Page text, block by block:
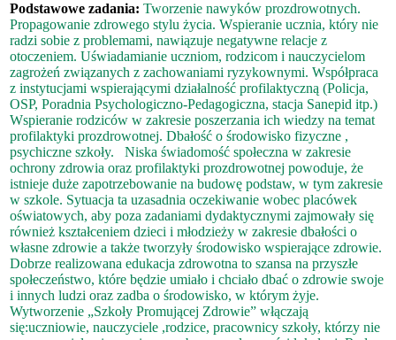
Podstawowe zadania: Tworzenie nawyków prozdrowotnych.
Propagowanie zdrowego stylu życia. Wspieranie ucznia, który nie
radzi sobie z problemami, nawiązuje negatywne relacje z
otoczeniem. Uświadamianie uczniom, rodzicom i nauczycielom
zagrożeń związanych z zachowaniami ryzykownymi. Współpraca
z instytucjami wspierającymi działalność profilaktyczną (Policja,
OSP, Poradnia Psychologiczno-Pedagogiczna, stacja Sanepid itp.)
Wspieranie rodziców w zakresie poszerzania ich wiedzy na temat
profilaktyki prozdrowotnej. Dbałość o środowisko fizyczne ,
psychiczne szkoły. Niska świadomość społeczna w zakresie
ochrony zdrowia oraz profilaktyki prozdrowotnej powoduje, że
istnieje duże zapotrzebowanie na budowę podstaw, w tym zakresie
w szkole. Sytuacja ta uzasadnia oczekiwanie wobec placówek
oświatowych, aby poza zadaniami dydaktycznymi zajmowały się
również kształceniem dzieci i młodzieży w zakresie dbałości o
własne zdrowie a także tworzyły środowisko wspierające zdrowie.
Dobrze realizowana edukacja zdrowotna to szansa na przyszłe
społeczeństwo, które będzie umiało i chciało dbać o zdrowie swoje
i innych ludzi oraz zadba o środowisko, w którym żyje.
Wytworzenie „Szkoły Promującej Zdrowie” włączają
się:uczniowie, nauczyciele ,rodzice, pracownicy szkoły, którzy nie